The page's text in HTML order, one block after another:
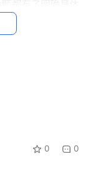
”的角度作解却是
发也是不可替代
行动指南。
0 0